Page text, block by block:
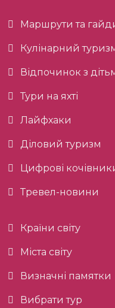
Маршрути та
Кулінарний
Відпочинок з
Тури на яхті
Лайфхаки
Діловий туризм
Цифрові
Тревел-новини
Країни світу
Міста світу
Визначні памятки
Вибрати тур